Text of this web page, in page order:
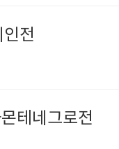
전
테네그로전